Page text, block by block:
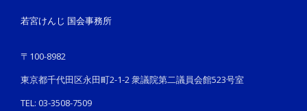
若宮けんじ 国会事務所
〒100-8982
東京都千代田区永田町2-1-2 衆議院第二議員会館523号室
TEL: 03-3508-7509